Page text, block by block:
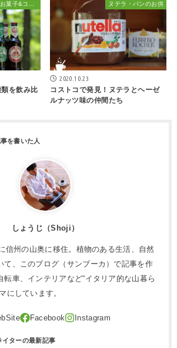
を飲み比
ヌテラ・パンのお供
2020.10.23
コストコで発見！ヌテラとヘーゼ
ルナッツ味の仲間たち
しょうじ（Shoji）
信州の山奥に移住。植物のある生活、自然
て、このブログ（サンブーカ）で記事を作
転車、インテリアなど“イタリア的な山暮ら
にしています。